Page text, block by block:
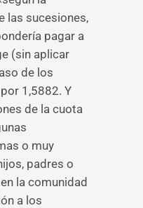
las sucesiones,
pagar a
(sin aplicar
de los
1,5882. Y
de la cuota
o muy
padres o
la comunidad
a los